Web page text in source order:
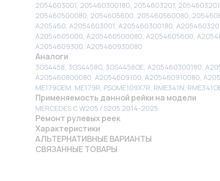
2054603001, 205460300180, 2054603201,
205460500080, 2054605600, 205460560080,
A205460, A2054603001, A205460300180,
A2054605000, A205460500080, A2054605600,
A2054609300, A205460930080
Аналоги
3GS4458, 3GS4458C, 3GS4458OE, A205460300180,
A205460800080, A2054609100, A205460910080,
ME179OEM, ME179R, PSGME109X7R, RME341N,
Применяемость данной рейки на модели
MERCEDES C W205 / S205 2014-2025
Ремонт рулевых реек
Характеристики
АЛЬТЕРНАТИВНЫЕ ВАРИАНТЫ
СВЯЗАННЫЕ ТОВАРЫ